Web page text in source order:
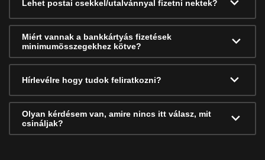
Lehet postai csekkel/utalvánnyal fizetni nektek?
Miért vannak a bankkártyás fizetések
minimumösszegekhez kötve?
Hírlevélre hogy tudok feliratkozni?
Olyan kérdésem van, amire nincs itt válasz, mit
csináljak?